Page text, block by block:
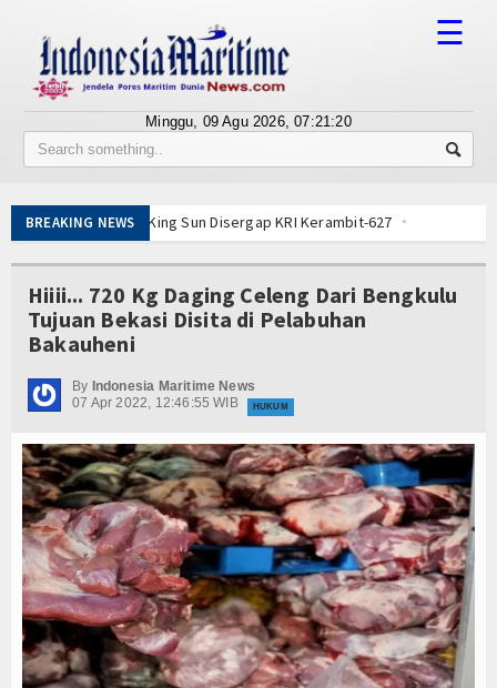
Tentang Kami
Berita
BUMN
Editorial
Ekspose
Hankam
Hukum
Internasional
Kelautan dan Perikanan
☰
Minggu, 09 Agu 2026,07:21:20
BREAKING NEWS
MV King Sun Disergap KRI Kerambit-627
Diperkuat, KKP Terapkan Mekanisme Berlapis
Singkep Lancar dan Sukses
IV Dampingi Menhan RI, Panglima TNI dan Kepala Staf Angkatan
Tempur Getarkan Laut Dabo Singkep
Salat Hajat dan Santuni Anak Yatim
Kapal Siluman Canggih KRI Golok-688
MV King Sun Disergap KRI Kerambit-627
Kasal Pimpin Pemotongan Baja Pertama
Diperkuat, KKP Terapkan Mekanisme Berlapis
Singkep Lancar dan Sukses
IV Dampingi Menhan RI, Panglima TNI dan Kepala Staf Angkatan
Tempur Getarkan Laut Dabo Singkep
Salat Hajat dan Santuni Anak Yatim
Hiiii... 720 Kg Daging Celeng Dari Bengkulu
Tujuan Bekasi Disita di Pelabuhan
Bakauheni
By Indonesia Maritime News
07 Apr 2022, 12:46:55 WIB
HUKUM